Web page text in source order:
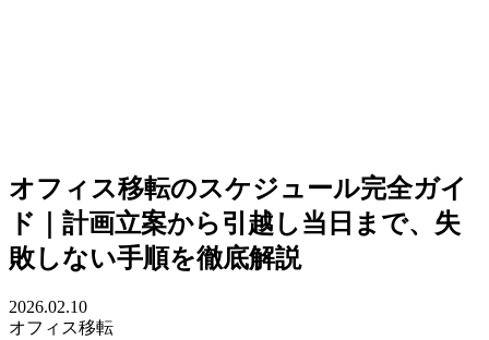
オフィス移転のスケジュール完全ガイ
ド｜計画立案から引越し当日まで、失
敗しない手順を徹底解説
2026.02.10
オフィス移転